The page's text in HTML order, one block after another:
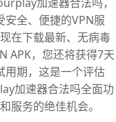
安全、便捷的VPN服
在下载最新、无病毒
APK，您还将获得7天
用期，这是一个评估
加速器合法吗全面功
服务的绝佳机会。